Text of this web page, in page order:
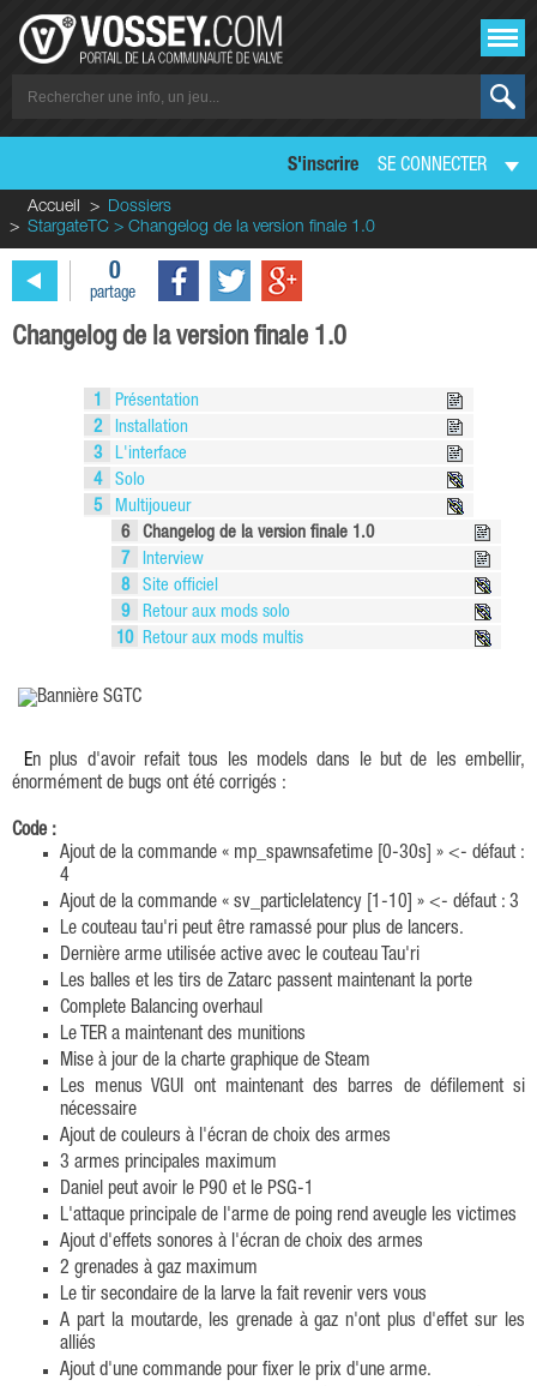
S'inscrire SE CONNECTER
Accueil
Dossiers
StargateTC > Changelog de la version finale 1.0
0
partage
Changelog de la version finale 1.0
1
Présentation
2
Installation
3
L'interface
4
Solo
5
Multijoueur
6
Changelog de la version finale 1.0
7
Interview
8
Site officiel
9
Retour aux mods solo
10 Retour aux mods multis
En plus d'avoir refait tous les models dans le but de les embellir,
énormément de bugs ont été corrigés :
Code :
Ajout de la commande « mp_spawnsafetime [0-30s] » <- défaut :
4
Ajout de la commande « sv_particlelatency [1-10] » <- défaut : 3
Le couteau tau'ri peut être ramassé pour plus de lancers.
Dernière arme utilisée active avec le couteau Tau'ri
Les balles et les tirs de Zatarc passent maintenant la porte
Complete Balancing overhaul
Le TER a maintenant des munitions
Mise à jour de la charte graphique de Steam
Les menus VGUI ont maintenant des barres de défilement si
nécessaire
Ajout de couleurs à l'écran de choix des armes
3 armes principales maximum
Daniel peut avoir le P90 et le PSG-1
L'attaque principale de l'arme de poing rend aveugle les victimes
Ajout d'effets sonores à l'écran de choix des armes
2 grenades à gaz maximum
Le tir secondaire de la larve la fait revenir vers vous
A part la moutarde, les grenade à gaz n'ont plus d'effet sur les
alliés
Ajout d'une commande pour fixer le prix d'une arme.